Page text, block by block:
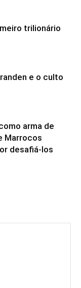
trilionário
e o culto
arma de
Marrocos
desafiá-los